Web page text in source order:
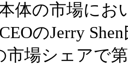
体の市場に
のJerry
市場シェアで